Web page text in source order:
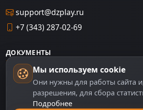
support@dzplay.ru
+7 (343) 287-02-69
ДОКУМЕНТЫ
Пользовательское соглашение
Политика персональных данных
Правила оплаты
Мы используем cookie
Они нужны для работы сайта
разрешения, для сбора
Подробнее